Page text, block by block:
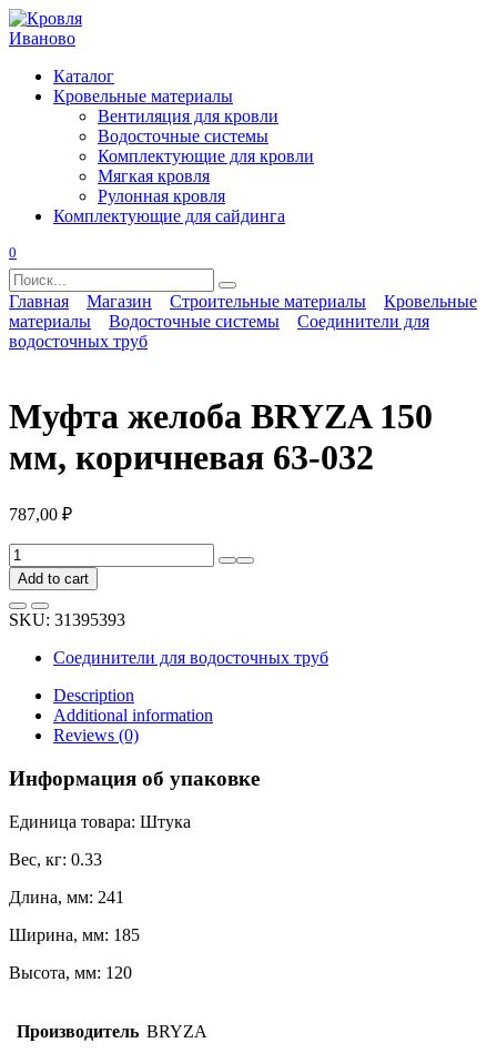
Перейти
к
Каталог
Кровельные материалы
Вентиляция для кровли
Водосточные системы
Комплектующие для кровли
Мягкая кровля
Рулонная кровля
Комплектующие для сайдинга
0
Search
for:
Главная Магазин Строительные материалы
Кровельные
материалы
Водосточные системы
Соединители для
водосточных труб
Муфта желоба BRYZA 150
мм, коричневая 63-032
787,00 ₽
Муфта
желоба
BRYZA
150
мм,
коричневая
quantity
Add to cart
SKU: 31395393
Соединители для водосточных труб
Description
Additional information
Reviews (0)
Информация об упаковке
Единица товара: Штука
Вес, кг: 0.33
Длина, мм: 241
Ширина, мм: 185
Высота, мм: 120
Производитель BRYZA